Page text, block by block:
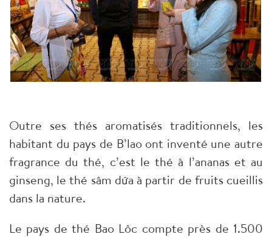
Outre ses thés aromatisés traditionnels, les
habitant du pays de B’lao ont inventé une autre
fragrance du thé, c’est le thé à l’ananas et au
ginseng, le thé sâm dứa à partir de fruits cueillis
dans la nature.
Le pays de thé Bao Lôc compte près de 1.500